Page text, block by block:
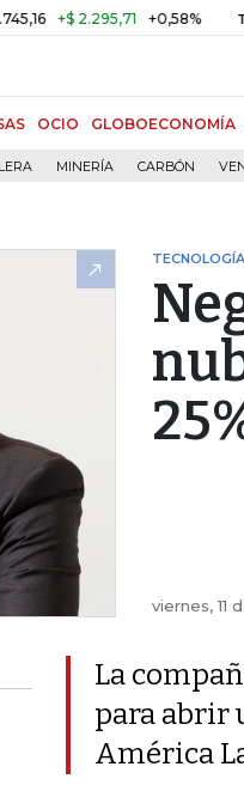
+$ 2.295,71 +0,58% TASA
OCIO GLOBOECONOMÍA
MINERÍA CARBÓN
TECNOLOGÍA
viernes, 11
La
para abrir
América